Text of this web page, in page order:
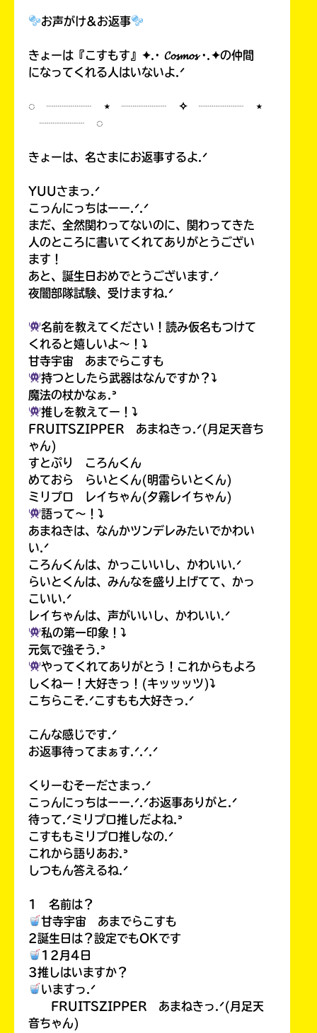
Loading
お声がけ&お返事
きょーは『こすもす』✦.· 𝓒𝓸𝓼𝓶𝓸𝓼 ·.✦の仲間
になってくれる人はいないよ.ᐟ
◌ ┈┈┈┈ ⋆ ┈┈┈┈ ✧ ┈┈┈┈ ⋆
┈┈┈┈ ◌
きょーは、名さまにお返事するよ.ᐟ
YUUさまっ.ᐟ
こっんにっちはーー.ᐟ.ᐟ
まだ、全然関わってないのに、関わってきた
人のところに書いてくれてありがとうござい
ます！
あと、誕生日おめでとうございます.ᐟ
夜闇部隊試験、受けますね.ᐟ
名前を教えてください！読み仮名もつけて
くれると嬉しいよ〜！⤵︎
甘寺宇宙 あまでらこすも
持つとしたら武器はなんですか？⤵︎
魔法の杖かなぁ.ᐣ
推しを教えてー！⤵︎
FRUITSZIPPER あまねきっ.ᐟ(月足天音ち
ゃん)
すとぷり ころんくん
めておら らいとくん(明雷らいとくん)
ミリプロ レイちゃん(夕霧レイちゃん)
語って〜！⤵︎
あまねきは、なんかツンデレみたいでかわい
い.ᐟ
ころんくんは、かっこいいし、かわいい.ᐟ
らいとくんは、みんなを盛り上げてて、かっ
こいい.ᐟ
レイちゃんは、声がいいし、かわいい.ᐟ
私の第一印象！⤵︎
元気で強そう.ᐣ
やってくれてありがとう！これからもよろ
しくねー！大好きっ！(キッッッツ)⤵︎
こちらこそ.ᐟこすもも大好きっ.ᐟ
こんな感じです.ᐟ
お返事待ってまぁす.ᐟ.ᐟ.ᐟ
くりーむそーださまっ.ᐟ
こっんにっちはーー.ᐟ.ᐟお返事ありがと.ᐟ
待って.ᐟミリプロ推しだよね.ᐣ
こすももミリプロ推しなの.ᐟ
これから語りあお.ᐣ
しつもん答えるね.ᐟ
1 名前は？
甘寺宇宙 あまでらこすも
2誕生日は？設定でもOKです
12月4日
3推しはいますか？
いますっ.ᐟ
FRUITSZIPPER あまねきっ.ᐟ(月足天
音ちゃん)
い
い
入
力
容
ラ
あ
も
度
確
し
み
て